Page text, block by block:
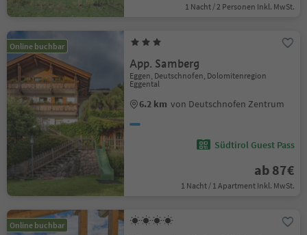
1 Nacht / 2 Personen Inkl. MwSt.
Online buchbar
App. Samberg
Eggen, Deutschnofen, Dolomitenregion
Eggental
6.2 km von Deutschnofen Zentrum
Südtirol Guest Pass
ab 87€
1 Nacht / 1 Apartment Inkl. MwSt.
Online buchbar